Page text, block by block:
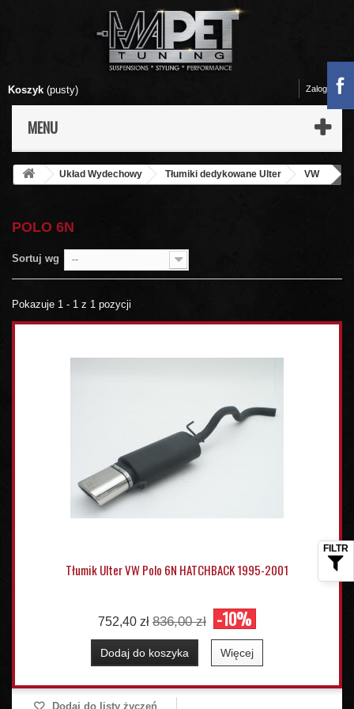
Koszyk (pusty)
MENU
Zaloguj się
Układ Wydechowy Tłumiki dedykowane Ulter
VW
POLO 6N
Sortuj wg --
Pokazuje 1 - 1 z 1 pozycji
Tłumik Ulter VW Polo 6N HATCHBACK 1995-2001
752,40 zł 836,00 zł -10%
Dodaj do koszyka Więcej
Dodaj do listy życzeń